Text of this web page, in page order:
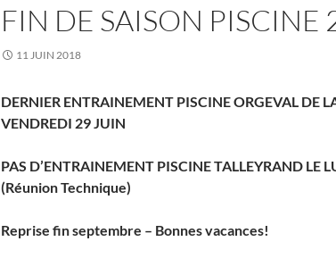
FIN DE SAISON PISCINE
11 JUIN 2018
DERNIER ENTRAINEMENT PISCINE ORGEVAL DE
VENDREDI 29 JUIN
PAS D’ENTRAINEMENT PISCINE TALLEYRAND LE
(Réunion Technique)
Reprise fin septembre – Bonnes vacances!